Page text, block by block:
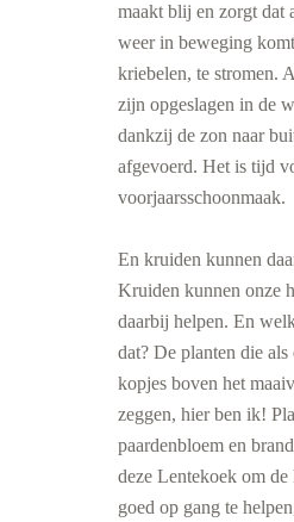
maakt blij en zorgt dat
weer in beweging
kriebelen, te stromen.
zijn opgeslagen in de
dankzij de zon naar
afgevoerd. Het is tijd
voorjaarsschoonmaak.
En kruiden kunnen
Kruiden kunnen onze
daarbij helpen. En
dat? De planten die als
kopjes boven het
zeggen, hier ben ik!
paardenbloem en
deze Lentekoek om de
goed op gang te